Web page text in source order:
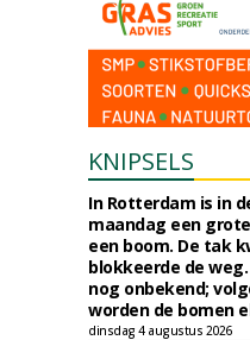
KNIPSELS
In Rotterdam is in
maandag een
een boom. De tak
blokkeerde de
nog onbekend;
worden de bomen
dinsdag 4 augustus 2026